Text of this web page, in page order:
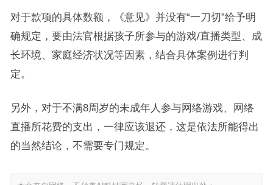
对于款项的具体数额，《意见》并没有“一刀切”给予明
确规定，要由法官根据孩子所参与的游戏/直播类型、成
长环境、家庭经济状况等因素，结合具体案例进行判
定。
另外，对于不满8周岁的未成年人参与网络游戏、网络
直播所花费的支出，一律应该退还，这是依法所能得出
的当然结论，不需要专门规定。